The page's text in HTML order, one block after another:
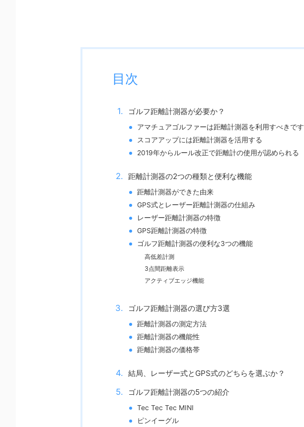
目次
ゴルフ距離計測器が必要か？
アマチュアゴルファーは距離計測器を利用すべきです
スコアアップには距離計測器を活用する
2019年からルール改正で距離計の使用が認められる
距離計測器の2つの種類と便利な機能
距離計測器ができた由来
GPS式とレーザー距離計測器の仕組み
レーザー距離計測器の特徴
GPS距離計測器の特徴
ゴルフ距離計測器の便利な3つの機能
高低差計測
3点間距離表示
アクティブエッジ機能
ゴルフ距離計測器の選び方3選
距離計測器の測定方法
距離計測器の機能性
距離計測器の価格帯
結局、レーザー式とGPS式のどちらを選ぶか？
ゴルフ距離計測器の5つの紹介
Tec Tec Tec MINI
ピンイーグル